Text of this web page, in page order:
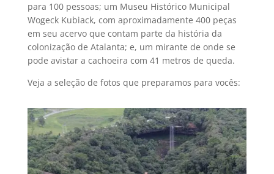
para 100 pessoas; um Museu Histórico Municipal
Wogeck Kubiack, com aproximadamente 400 peças
em seu acervo que contam parte da história da
colonização de Atalanta; e, um mirante de onde se
pode avistar a cachoeira com 41 metros de queda.
Veja a seleção de fotos que preparamos para vocês: